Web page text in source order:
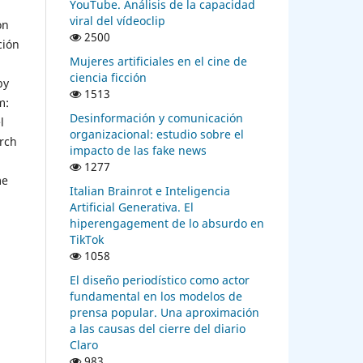
YouTube. Análisis de la capacidad
viral del vídeoclip
2500
Mujeres artificiales en el cine de
ciencia ficción
1513
Desinformación y comunicación
organizacional: estudio sobre el
impacto de las fake news
1277
Italian Brainrot e Inteligencia
Artificial Generativa. El
hiperengagement de lo absurdo en
TikTok
1058
El diseño periodístico como actor
fundamental en los modelos de
prensa popular. Una aproximación
a las causas del cierre del diario
Claro